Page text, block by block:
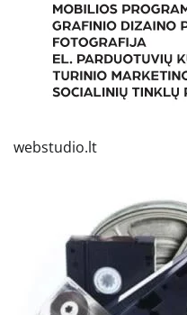
webstudio.lt